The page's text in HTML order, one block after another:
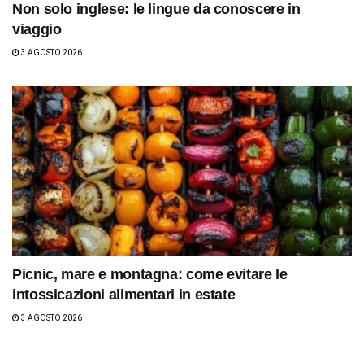
Non solo inglese: le lingue da conoscere in
viaggio
3 AGOSTO 2026
Picnic, mare e montagna: come evitare le
intossicazioni alimentari in estate
3 AGOSTO 2026